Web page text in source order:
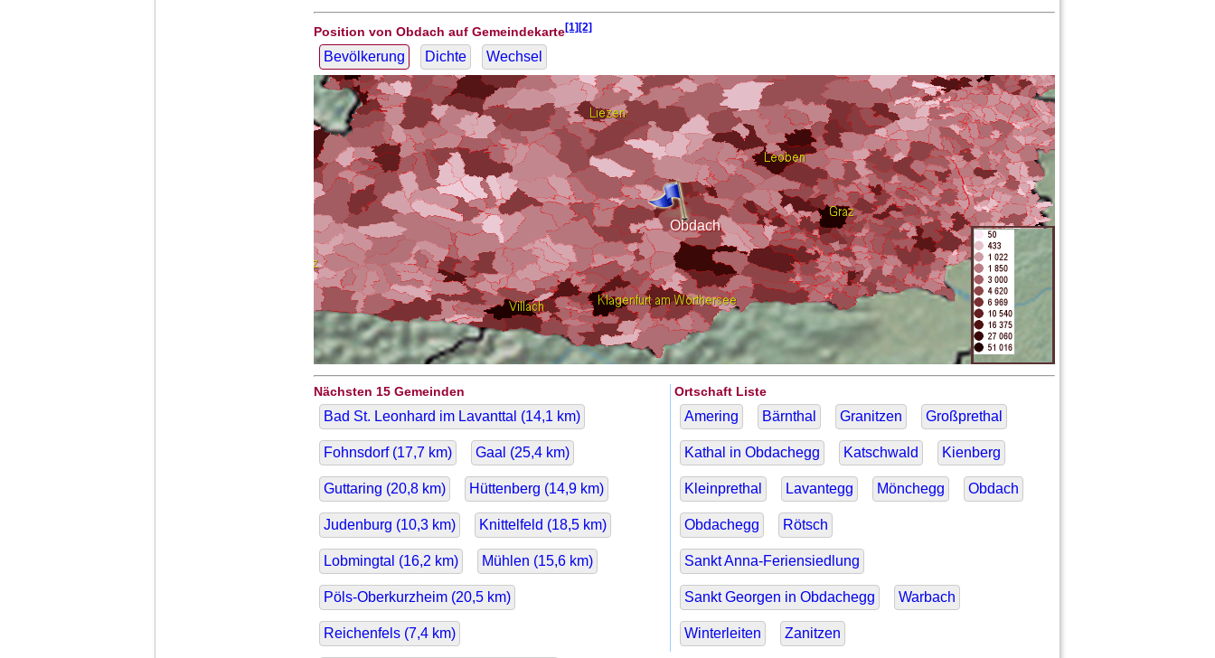
Position von Obdach auf Gemeindekarte[1][2]
Bevölkerung Dichte Wechsel
Obdach
Nächsten 15 Gemeinden
Bad St. Leonhard im Lavanttal (14,1 km)
Fohnsdorf (17,7 km) Gaal (25,4 km)
Guttaring (20,8 km) Hüttenberg (14,9 km)
Judenburg (10,3 km) Knittelfeld (18,5 km)
Lobmingtal (16,2 km) Mühlen (15,6 km)
Pöls-Oberkurzheim (20,5 km)
Reichenfels (7,4 km)
Ortschaft Liste
Amering Bärnthal Granitzen Großprethal
Kathal in Obdachegg Katschwald Kienberg
Kleinprethal Lavantegg Mönchegg Obdach
Obdachegg Rötsch
Sankt Anna-Feriensiedlung
Sankt Georgen in Obdachegg Warbach
Winterleiten Zanitzen